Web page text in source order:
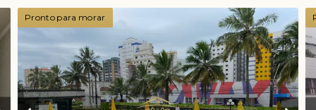
Pronto para morar